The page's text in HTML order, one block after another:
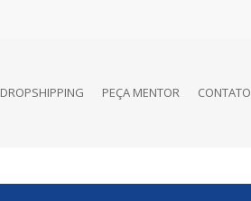
DROPSHIPPING PEÇA MENTOR CONTATO